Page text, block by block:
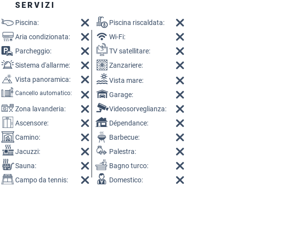
SERVIZI
Piscina:
Aria condizionata:
Parcheggio:
Sistema d'allarme:
Vista panoramica:
Cancello automatico:
Piscina riscaldata:
Wi-Fi:
TV satellitare:
Zanzariere:
Vista mare:
Garage:
Zona lavanderia:
Videosorveglianza:
Ascensore:
Dépendance:
Camino:
Jacuzzi:
Sauna:
Campo da tennis:
Barbecue:
Palestra:
Bagno turco:
Domestico: